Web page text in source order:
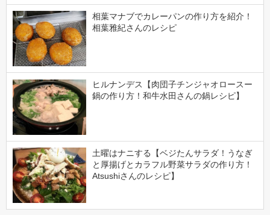
相葉マナブでカレーパンの作り方を紹介！
相葉雅紀さんのレシピ
ヒルナンデス【肉団子チンジャオロースー
鍋の作り方！和牛水田さんの鍋レシピ】
土曜はナニする【ベジたんサラダ！うなぎ
と厚揚げとカラフル野菜サラダの作り方！
Atsushiさんのレシピ】